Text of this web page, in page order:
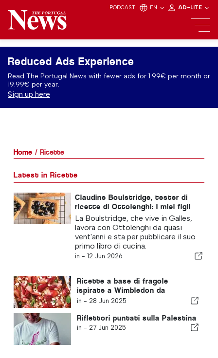
PODCAST EN AD-LITE
Reduced Ads Experience
Read The Portugal News with fewer ads for 1.99€ per month or
19.99€ per year.
Sign up here
Home Ricette
Latest in Ricette
Claudine Boulstridge, tester di
ricette di Ottolenghi: I miei figli
sono "cresciuti con il cibo di
Yotam", quindi non sono esigenti
La Boulstridge, che vive in Galles,
lavora con Ottolenghi da quasi
vent'anni e sta per pubblicare il suo
primo libro di cucina.
in - 12 Jun 2026
Ricette a base di fragole
ispirate a Wimbledon da
assaggiare
in - 28 Jun 2025
Riflettori puntati sulla Palestina
in - 27 Jun 2025